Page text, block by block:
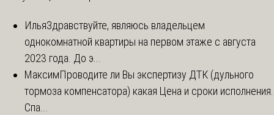
ИльяЗдравствуйте, являюсь владельцем
однокомнатной квартиры на первом этаже с августа
2023 года. До э...
МаксимПроводите ли Вы экспертизу ДТК (дульного
тормоза компенсатора) какая Цена и сроки исполнения.
Спа...